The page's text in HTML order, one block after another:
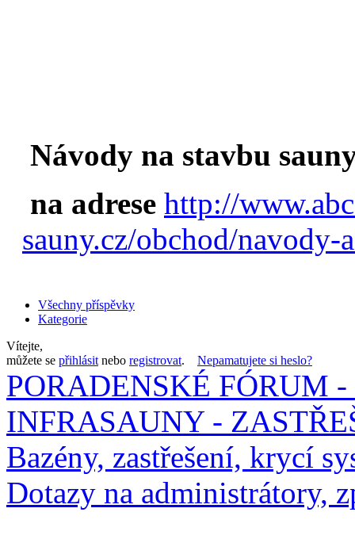
Návody na stavbu
na adrese http://
sauny.cz/obchod/
Všechny příspěvky
Kategorie
Vítejte,
můžete se přihlásit nebo registrovat. Nepamatujete si heslo?
PORADENSKÉ FÓRUM
INFRASAUNY -
Bazény, zastřešení, krycí
Dotazy na administrátory,